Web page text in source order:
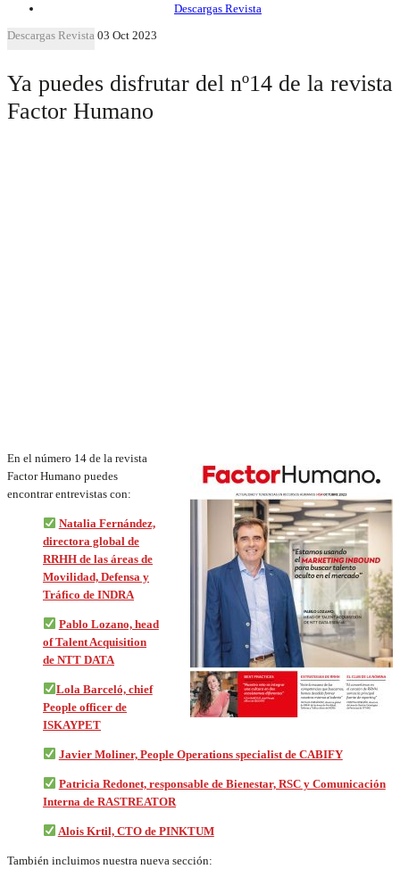
Descargas Revista
Descargas Revista 03 Oct 2023
Ya puedes disfrutar del nº14 de la revista
Factor Humano
En el número 14 de la revista
Factor Humano puedes
encontrar entrevistas con:
Natalia Fernández,
directora global de
RRHH de las áreas de
Movilidad, Defensa y
Tráfico de INDRA
Pablo Lozano, head
of Talent Acquisition
de NTT DATA
Lola Barceló, chief
People officer de
ISKAYPET
Javier Moliner, People Operations specialist de CABIFY
Patricia Redonet, responsable de Bienestar, RSC y Comunicación
Interna de RASTREATOR
Alois Krtil, CTO de PINKTUM
También incluimos nuestra nueva sección: